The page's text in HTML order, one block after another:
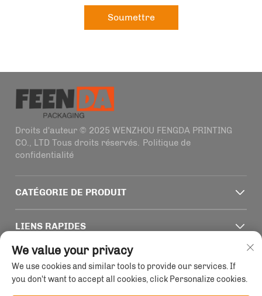
Soumettre
Droits d'auteur © 2025 WENZHOU FENGDA PRINTING
CO., LTD Tous droits réservés. Politique de
confidentialité
CATÉGORIE DE PRODUIT
LIENS RAPIDES
INFORMATIONS DE CONTACT
Office add : Bâtiment 4, n° 1915-2011 Rue Haifeng,
We value your privacy
We use cookies and similar tools to provide our services. If
you don't want to accept all cookies, click Personalize cookies.